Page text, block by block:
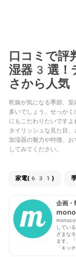
口コミで評
湿器3選！
さから人気
乾燥が気になる季節、
多いでしょう。せっか
にもこだわりたいです
タイリッシュな見た目
加湿器の魅力や特徴、
してみてください。
家電(631)
企画・
してい
ざまな
ます。
「キッ